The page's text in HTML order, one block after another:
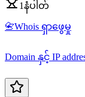
1နံပါတ်
📇Whois ရှာဖွေမှု
Domain နှင့် IP